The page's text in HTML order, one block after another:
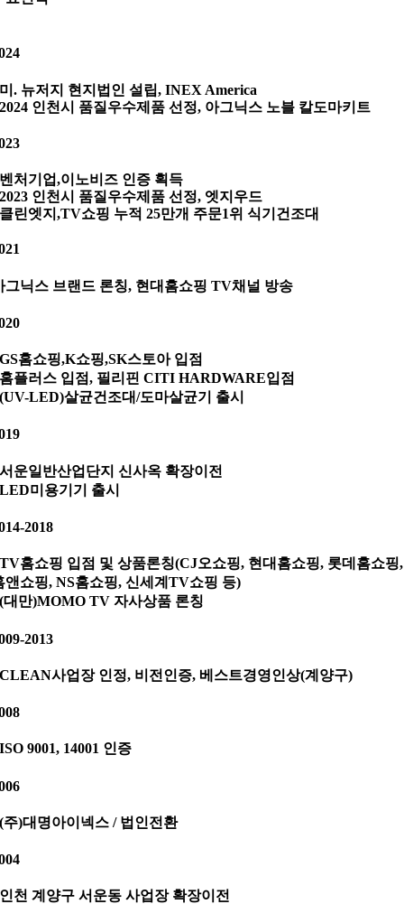
미. 뉴저지 현지법인 설립, INEX America
2024 인천시 품질우수제품 선정, 아그닉스 노블 칼도마키트
벤처기업,이노비즈 인증 획득
2023 인천시 품질우수제품 선정, 엣지우드
클린엣지,TV쇼핑 누적 25만개 주문1위 식기건조대
그닉스 브랜드 론칭, 현대홈쇼핑 TV채널 방송
GS홈쇼핑,K쇼핑,SK스토아 입점
홈플러스 입점, 필리핀 CITI HARDWARE입점
(UV-LED)살균건조대/도마살균기 출시
서운일반산업단지 신사옥 확장이전
LED미용기기 출시
2018
TV홈쇼핑 입점 및 상품론칭(CJ오쇼핑, 현대홈쇼핑, 롯데홈쇼핑,
앤쇼핑, NS홈쇼핑, 신세계TV쇼핑 등)
(대만)MOMO TV 자사상품 론칭
2013
CLEAN사업장 인정, 비전인증, 베스트경영인상(계양구)
9001, 14001 인증
(주)대명아이넥스 / 법인전환
인천 계양구 서운동 사업장 확장이전